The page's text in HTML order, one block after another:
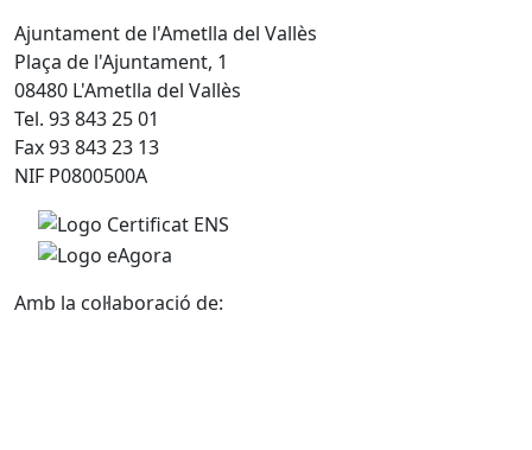
Ajuntament de l'Ametlla del Vallès
Plaça de l'Ajuntament, 1
08480 L'Ametlla del Vallès
Tel. 93 843 25 01
Fax 93 843 23 13
NIF P0800500A
Amb la col·laboració de: